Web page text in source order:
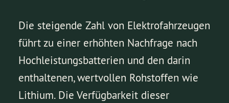
Die steigende Zahl von Elektrofahrzeugen
führt zu einer erhöhten Nachfrage nach
Hochleistungsbatterien und den darin
enthaltenen, wertvollen Rohstoffen wie
Lithium. Die Verfügbarkeit dieser